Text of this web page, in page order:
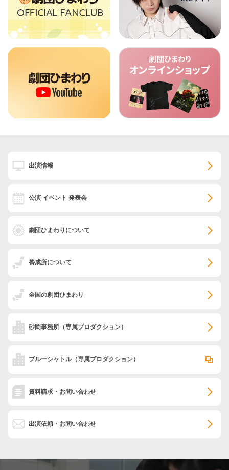
出演情報
公演 イベント 発表会
劇団ひまわりについて
養成所について
全国の劇団ひまわり
砂岡事務所 （専属プロダクション）
ブルーシャトル（専属プロダクション）
資料請求・お問い合わせ
出演依頼・お問い合わせ